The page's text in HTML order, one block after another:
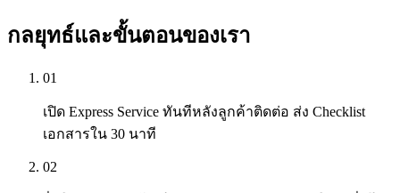
กลยุทธ์และขั้นตอนของเรา
01
เปิด Express Service ทันทีหลังลูกค้าติดต่อ ส่ง Checklist
เอกสารใน 30 นาที
02